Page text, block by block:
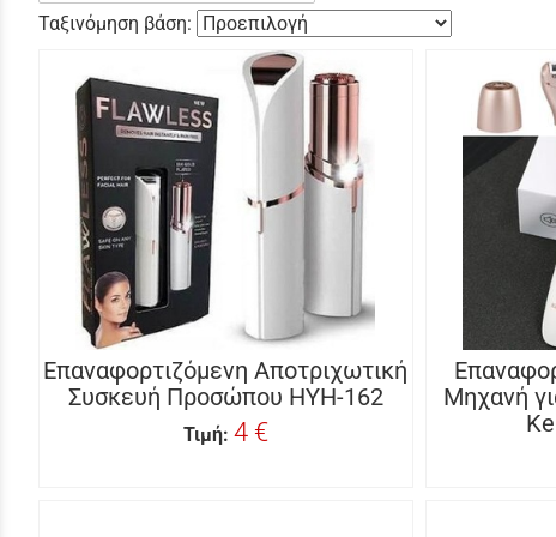
Ταξινόμηση βάση:
Επαναφορτιζόμενη Αποτριχωτική
Συσκευή Προσώπου HYH-162
Τιμή: 4 €
Μηχανή